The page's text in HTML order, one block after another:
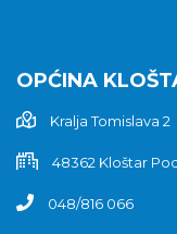
OPĆINA
Kralja Tomislava 2
48362 Kloštar
048/816 066